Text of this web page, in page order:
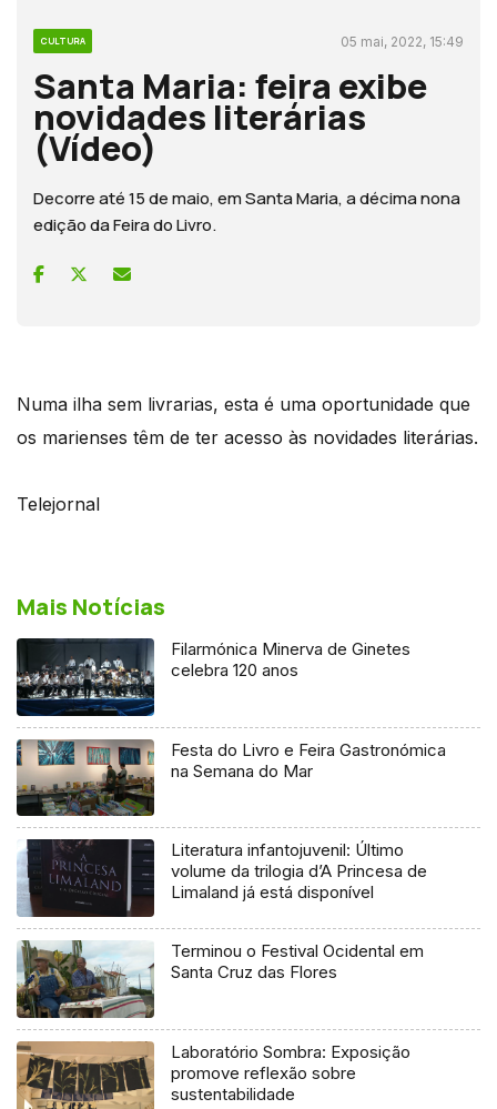
CULTURA 05 mai, 2022, 15:49
Santa Maria: feira exibe
novidades literárias
(Vídeo)
Decorre até 15 de maio, em Santa Maria, a décima nona
edição da Feira do Livro.
Numa ilha sem livrarias, esta é uma oportunidade que
os marienses têm de ter acesso às novidades literárias.
Telejornal
Mais Notícias
Filarmónica Minerva de Ginetes
celebra 120 anos
Festa do Livro e Feira Gastronómica
na Semana do Mar
Literatura infantojuvenil: Último
volume da trilogia d’A Princesa de
Limaland já está disponível
Terminou o Festival Ocidental em
Santa Cruz das Flores
Laboratório Sombra: Exposição
promove reflexão sobre
sustentabilidade